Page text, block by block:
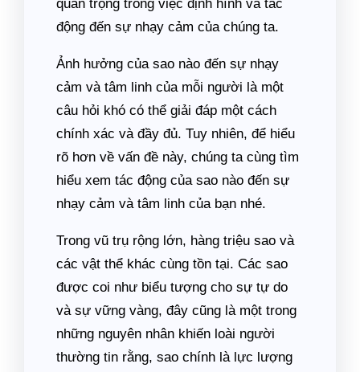
quan trọng trong việc định hình và tác
động đến sự nhạy cảm của chúng ta.
Ảnh hưởng của sao nào đến sự nhạy
cảm và tâm linh của mỗi người là một
câu hỏi khó có thể giải đáp một cách
chính xác và đầy đủ. Tuy nhiên, để hiểu
rõ hơn về vấn đề này, chúng ta cùng tìm
hiểu xem tác động của sao nào đến sự
nhạy cảm và tâm linh của bạn nhé.
Trong vũ trụ rộng lớn, hàng triệu sao và
các vật thể khác cùng tồn tại. Các sao
được coi như biểu tượng cho sự tự do
và sự vững vàng, đây cũng là một trong
những nguyên nhân khiến loài người
thường tin rằng, sao chính là lực lượng